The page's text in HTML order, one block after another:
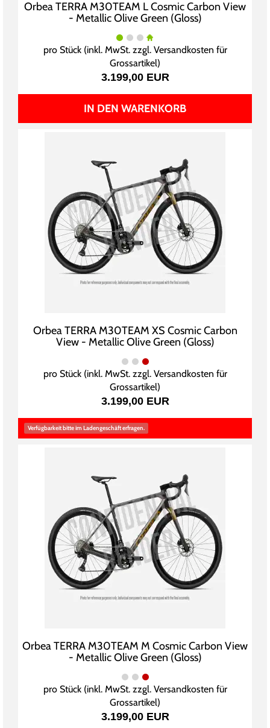
Orbea TERRA M30TEAM L Cosmic Carbon View
- Metallic Olive Green (Gloss)
pro Stück (inkl. MwSt. zzgl. Versandkosten für
Grossartikel)
3.199,00 EUR
IN DEN WARENKORB
Orbea TERRA M30TEAM XS Cosmic Carbon
View - Metallic Olive Green (Gloss)
pro Stück (inkl. MwSt. zzgl. Versandkosten für
Grossartikel)
3.199,00 EUR
Verfügbarkeit bitte im Ladengeschäft erfragen.
Orbea TERRA M30TEAM M Cosmic Carbon View
- Metallic Olive Green (Gloss)
pro Stück (inkl. MwSt. zzgl. Versandkosten für
Grossartikel)
3.199,00 EUR